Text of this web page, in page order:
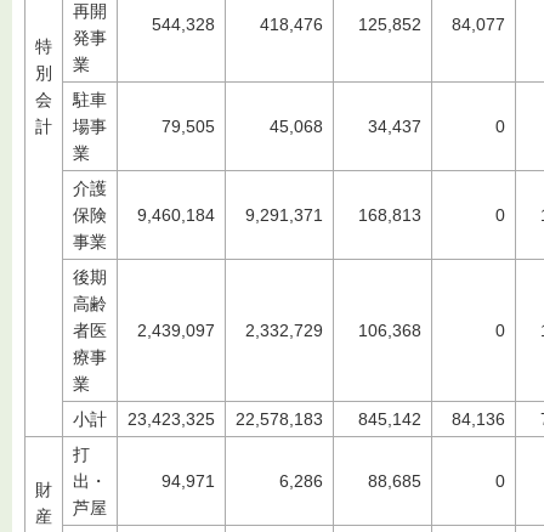
特
別
会
計
再開
発事
業
544,328 418,476 125,852 84,077
駐車
場事
業
79,505 45,068 34,437 0
介護
保険
事業
9,460,184 9,291,371 168,813 0
後期
高齢
者医
療事
業
2,439,097 2,332,729 106,368 0
小計 23,423,325 22,578,183 845,142 84,136
財
産
打
出・
芦屋
94,971 6,286 88,685 0